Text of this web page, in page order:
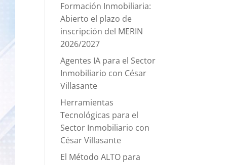
Formación Inmobiliaria:
Abierto el plazo de
inscripción del MERIN
2026/2027
Agentes IA para el Sector
Inmobiliario con César
Villasante
Herramientas
Tecnológicas para el
Sector Inmobiliario con
César Villasante
El Método ALTO para